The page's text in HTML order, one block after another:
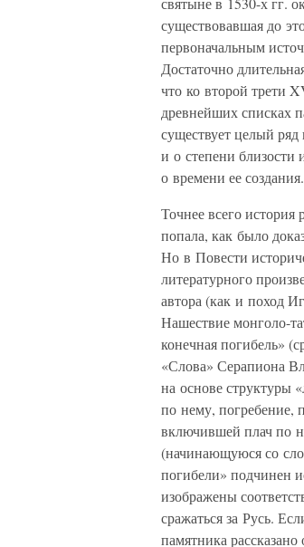
существовавшая до
первоначальным
Достаточно
что ко второй трети
древнейших списках
существует целый
и о степени близости
о времени ее создания.
Точнее всего история
попала, как было
Но в Повести
литературного
автора (как и поход
Нашествие монголо-
конечная погибель»
«Слова» Серапиона
на основе структуры
по нему, погребение,
включившей плач по
(начинающуюся со
погибели» подчинен
изображены
сражаться за Русь.
памятника